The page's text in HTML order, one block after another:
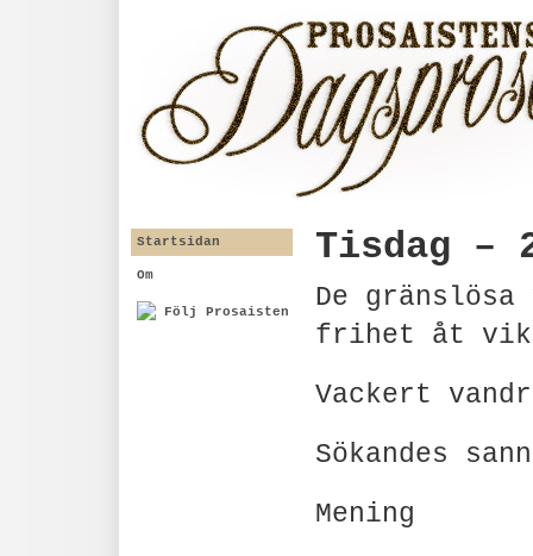
Startsidan
Om
Följ Prosaisten
Tisdag –
De
frihet åt
Vackert
Sökandes
Mening